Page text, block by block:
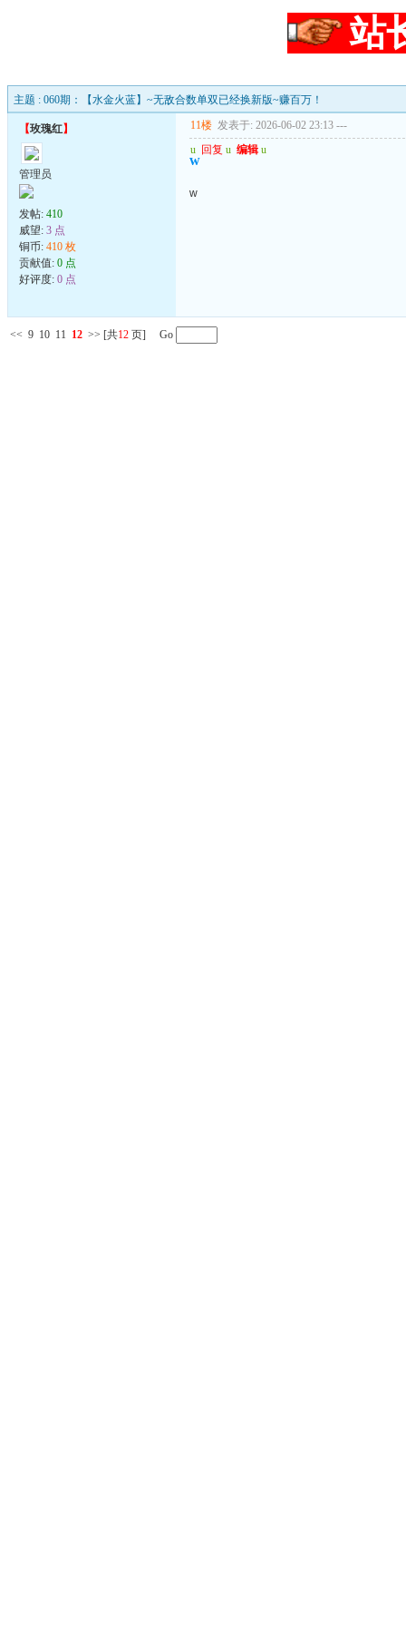
站
主题 : 060期：【水金火蓝】~无敌合数单双已经换新版~赚百万！
【玫瑰红】
管理员
发帖: 410
威望: 3 点
铜币: 410 枚
贡献值: 0 点
好评度: 0 点
11楼 发表于: 2026-06-02 23:13 ---
u 回复 u 编辑 u
w
w
<< 9 10 11 12 >> [共12 页] Go